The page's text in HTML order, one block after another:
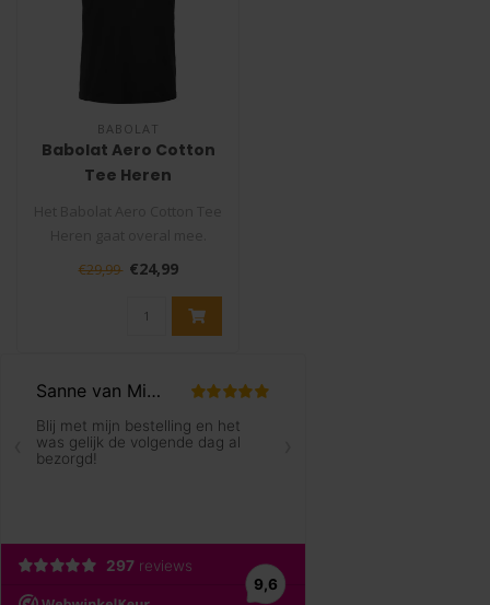
BABOLAT
Babolat Aero Cotton
Tee Heren
Gemaakt van een mix van
€29,99 €24,99